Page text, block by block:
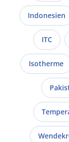
Indonesien
ITC
Isotherme